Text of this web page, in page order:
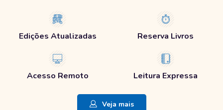
Edições Atualizadas Reserva Livros
Acesso Remoto Leitura Expressa
Veja mais